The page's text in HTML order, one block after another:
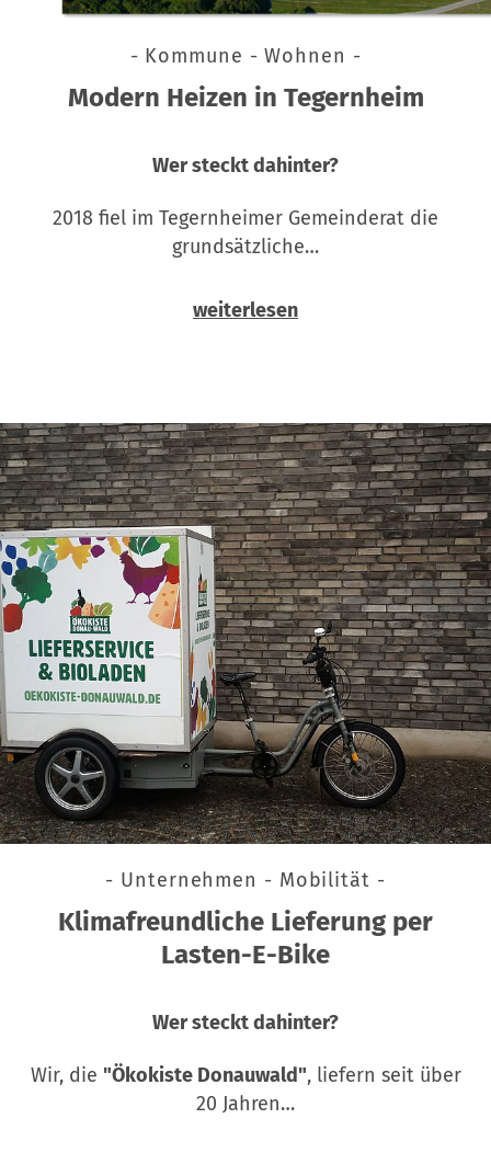
- Kommune - Wohnen -
Modern Heizen in Tegernheim
Wer steckt dahinter?
2018 fiel im Tegernheimer Gemeinderat die
grundsätzliche…
weiterlesen
- Unternehmen - Mobilität -
Klimafreundliche Lieferung per
Lasten-E-Bike
Wer steckt dahinter?
Wir, die "Ökokiste Donauwald", liefern seit über
20 Jahren…